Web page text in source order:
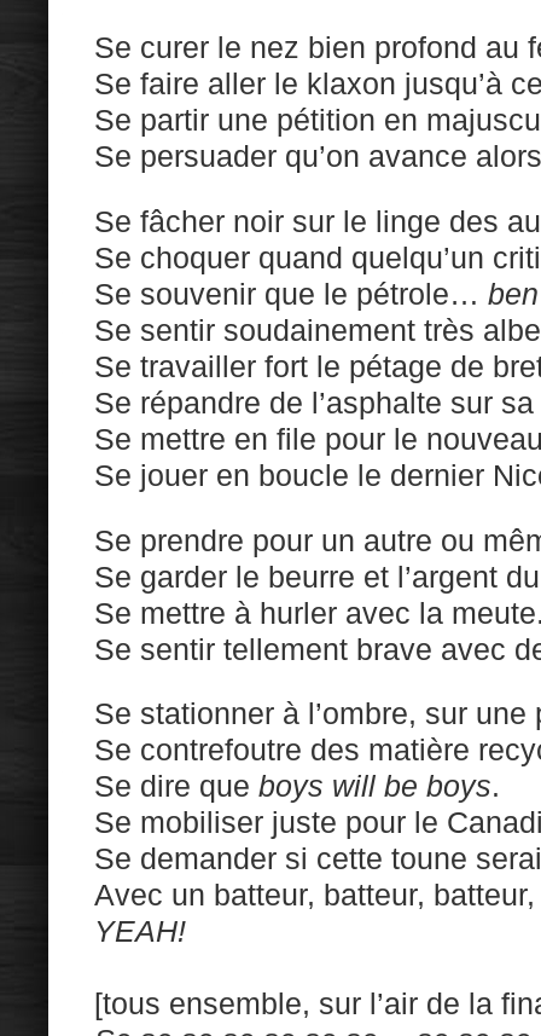
Se curer le nez bien profond au
Se faire aller le klaxon jusqu’à
Se partir une pétition en
Se persuader qu’on avance
Se fâcher noir sur le linge des
Se choquer quand quelqu’un
Se souvenir que le pétrole…
Se sentir soudainement très
Se travailler fort le pétage de
Se répandre de l’asphalte sur
Se mettre en file pour le
Se jouer en boucle le dernier
Se prendre pour un autre ou
Se garder le beurre et l’argent
Se mettre à hurler avec la
Se sentir tellement brave avec
Se stationner à l’ombre, sur
Se contrefoutre des matière
Se dire que boys will be boys.
Se mobiliser juste pour le
Se demander si cette toune
Avec un batteur, batteur,
YEAH!
[tous ensemble, sur l’air de la